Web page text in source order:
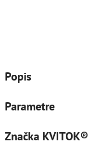
Popis
Parametre
Značka KVITOK®